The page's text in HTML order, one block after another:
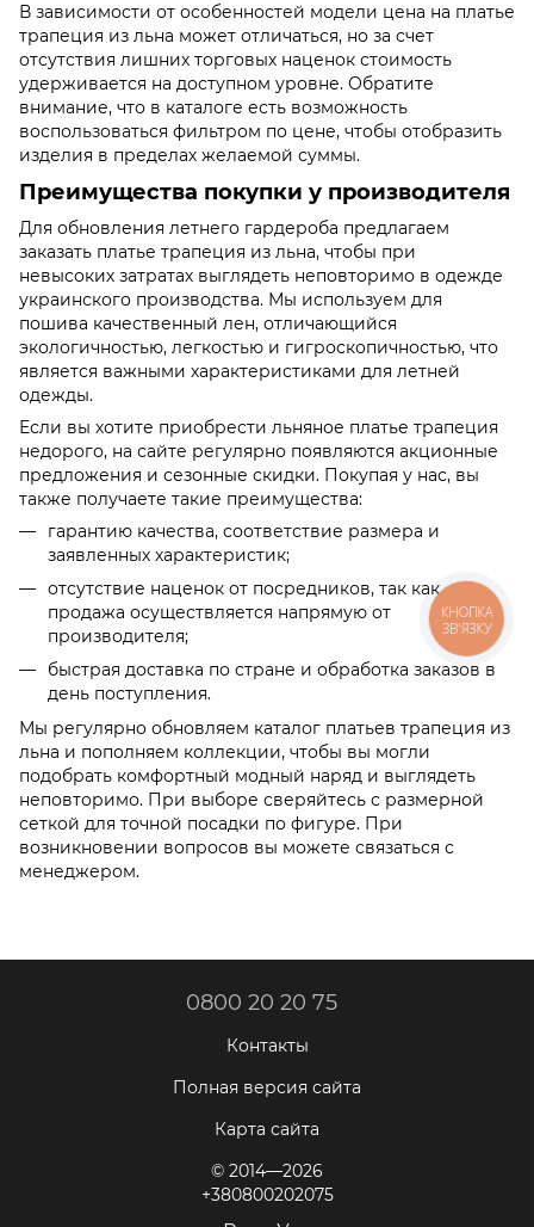
В зависимости от особенностей модели цена на платье
трапеция из льна может отличаться, но за счет
отсутствия лишних торговых наценок стоимость
удерживается на доступном уровне. Обратите
внимание, что в каталоге есть возможность
воспользоваться фильтром по цене, чтобы отобразить
изделия в пределах желаемой суммы.
Преимущества покупки у производителя
Для обновления летнего гардероба предлагаем
заказать платье трапеция из льна, чтобы при
невысоких затратах выглядеть неповторимо в одежде
украинского производства. Мы используем для
пошива качественный лен, отличающийся
экологичностью, легкостью и гигроскопичностью, что
является важными характеристиками для летней
одежды.
Если вы хотите приобрести льняное платье трапеция
недорого, на сайте регулярно появляются акционные
предложения и сезонные скидки. Покупая у нас, вы
также получаете такие преимущества:
гарантию качества, соответствие размера и
заявленных характеристик;
отсутствие наценок от посредников, так как
продажа осуществляется напрямую от
производителя;
быстрая доставка по стране и обработка заказов в
день поступления.
Мы регулярно обновляем каталог платьев трапеция из
льна и пополняем коллекции, чтобы вы могли
подобрать комфортный модный наряд и выглядеть
неповторимо. При выборе сверяйтесь с размерной
сеткой для точной посадки по фигуре. При
возникновении вопросов вы можете связаться с
менеджером.
0800 20 20 75
Контакты
Полная версия сайта
Карта сайта
© 2014—2026
+380800202075
КНОПКА
ЗВ'ЯЗКУ